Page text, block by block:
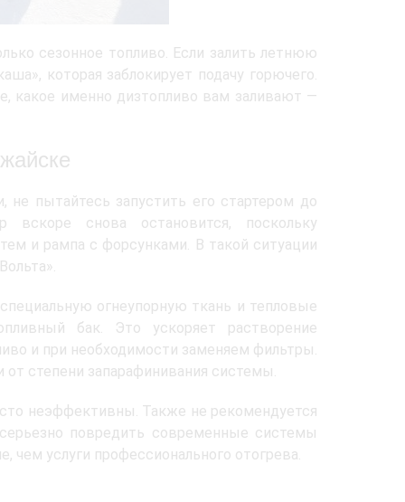
сезонное топливо. Если залить летнюю
которая заблокирует подачу горючего.
какое именно дизтопливо вам заливают —
не пытайтесь запустить его стартером до
снова остановится, поскольку
и рампа с форсунками. В такой ситуации
огнеупорную ткань и тепловые
бак. Это ускоряет растворение
и при необходимости заменяем фильтры.
степени запарафинивания системы.
неэффективны. Также не рекомендуется
повредить современные системы
услуги профессионального отогрева.